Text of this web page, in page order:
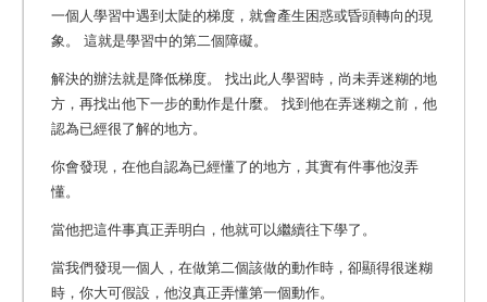
一個人學習中遇到太陡的梯度，就會產生困惑或昏頭轉向的現
象。 這就是學習中的第二個障礙。
解決的辦法就是降低梯度。 找出此人學習時，尚未弄迷糊的地
方，再找出他下一步的動作是什麼。
找到他在弄迷糊之前，他
認為已經很了解的地方。
你會發現，在他自認為已經懂了的地方，其實有件事他沒弄
懂。
當他把這件事真正弄明白，他就可以繼續往下學了。
當我們發現一個人，在做第二個該做的動作時，卻顯得很迷糊
時，你大可假設，他沒真正弄懂第一個動作。